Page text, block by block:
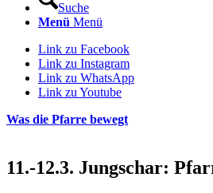
Suche
Menü Menü
Link zu Facebook
Link zu Instagram
Link zu WhatsApp
Link zu Youtube
Was die Pfarre bewegt
11.-12.3. Jungschar: